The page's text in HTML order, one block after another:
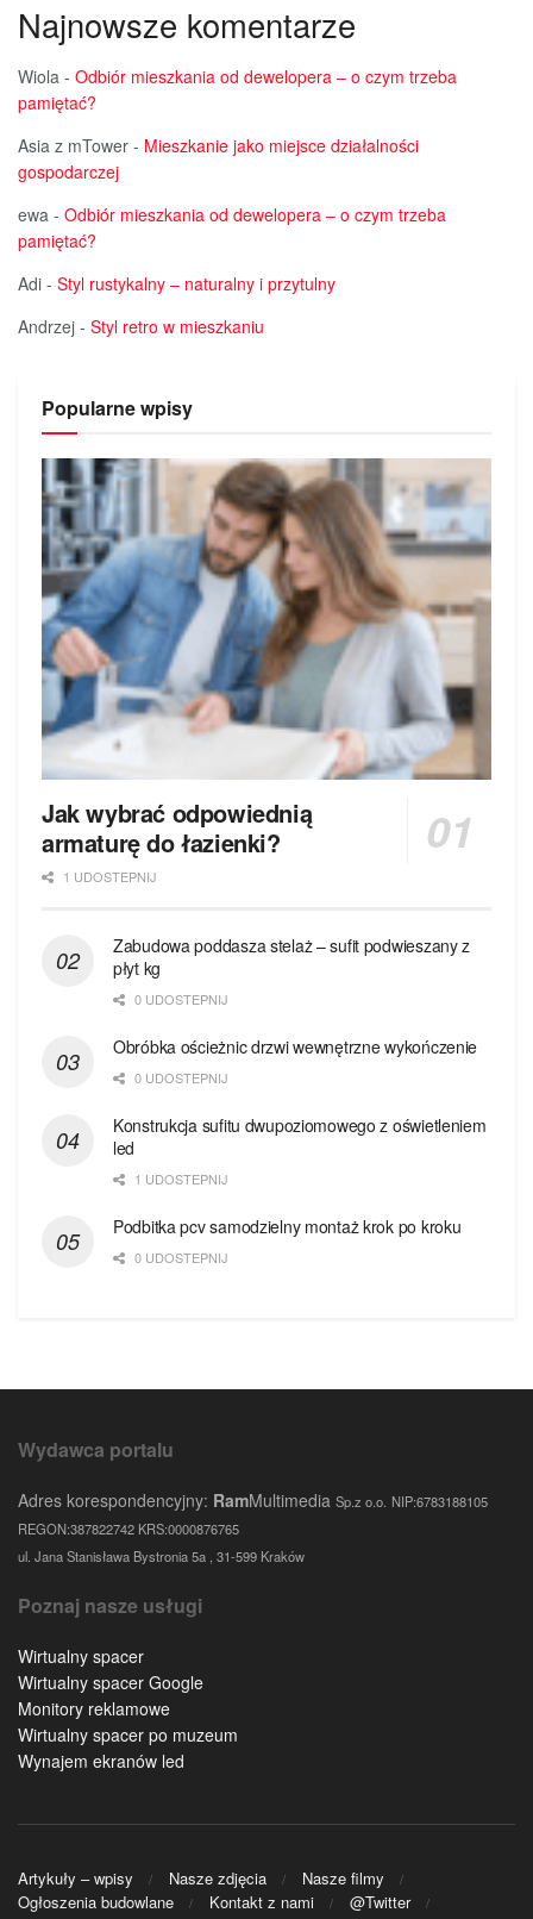
Najnowsze komentarze
Wiola - Odbiór mieszkania od dewelopera – o czym trzeba
pamiętać?
Asia z mTower - Mieszkanie jako miejsce działalności
gospodarczej
ewa - Odbiór mieszkania od dewelopera – o czym trzeba
pamiętać?
Adi - Styl rustykalny – naturalny i przytulny
Andrzej - Styl retro w mieszkaniu
Popularne wpisy
Jak wybrać odpowiednią
armaturę do łazienki?
1 UDOSTEPNIJ
Zabudowa poddasza stelaż – sufit podwieszany z
płyt kg
0 UDOSTEPNIJ
Obróbka ościeżnic drzwi wewnętrzne wykończenie
0 UDOSTEPNIJ
Konstrukcja sufitu dwupoziomowego z oświetleniem
led
1 UDOSTEPNIJ
Podbitka pcv samodzielny montaż krok po kroku
0 UDOSTEPNIJ
Wydawca portalu
Adres korespondencyjny: RamMultimedia Sp.z o.o. NIP:6783188105
REGON:387822742 KRS:0000876765
ul. Jana Stanisława Bystronia 5a , 31-599 Kraków
Poznaj nasze usługi
Wirtualny spacer
Wirtualny spacer Google
Monitory reklamowe
Wirtualny spacer po muzeum
Wynajem ekranów led
Artykuły – wpisy Nasze zdjęcia
Nasze filmy
Ogłoszenia budowlane
Kontakt z nami
@Twitter